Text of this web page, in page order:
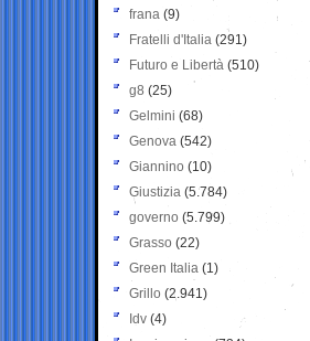
frana (9)
Fratelli d'Italia (291)
Futuro e Libertà (510)
g8 (25)
Gelmini (68)
Genova (542)
Giannino (10)
Giustizia (5.784)
governo (5.799)
Grasso (22)
Green Italia (1)
Grillo (2.941)
Idv (4)